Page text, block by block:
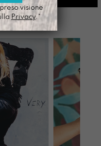
visione
Privacy.*